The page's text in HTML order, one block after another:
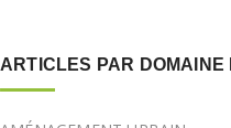
ARTICLES PAR DOMAINE